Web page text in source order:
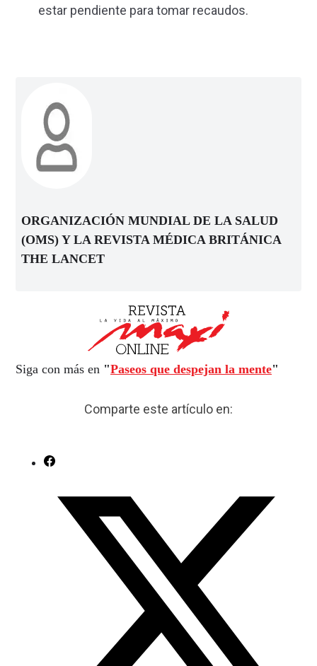
estar pendiente para tomar recaudos.
ORGANIZACIÓN MUNDIAL DE LA SALUD
(OMS) Y LA REVISTA MÉDICA BRITÁNICA
THE LANCET
Siga con más en "Paseos que despejan la mente"
Comparte este artículo en: